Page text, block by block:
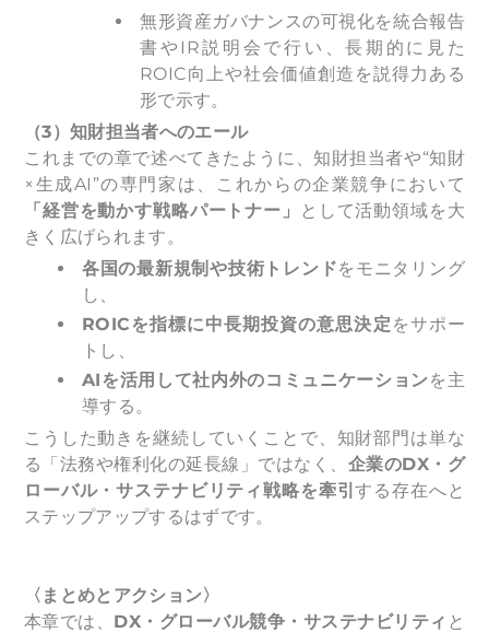
無形資産ガバナンスの可視化を統合報告
書やIR説明会で行い、長期的に見た
ROIC向上や社会価値創造を説得力ある
形で示す。
（3）知財担当者へのエール
これまでの章で述べてきたように、知財担当者や“知財
×生成AI”の専門家は、これからの企業競争において
「経営を動かす戦略パートナー」
として活動領域を大
きく広げられます。
各国の最新規制や技術トレンドをモニタリング
し、
ROICを指標に中長期投資の意思決定 をサポー
トし、
AIを活用して社内外のコミュニケーション を主
導する。
こうした動きを継続していくことで、知財部門は単な
る「法務や権利化の延長線」ではなく、 企業のDX・グ
ローバル・サステナビリティ戦略を牽引する存在へと
ステップアップするはずです。
〈まとめとアクション〉
本章では、 DX・グローバル競争・サステナビリティ と